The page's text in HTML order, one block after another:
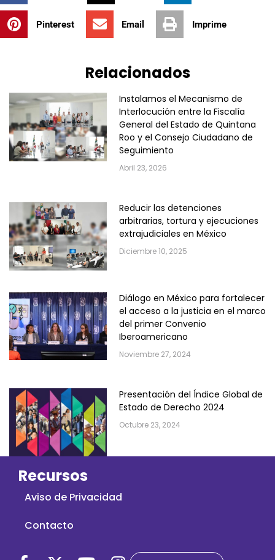
Pinterest Email Imprime
Relacionados
Instalamos el Mecanismo de
Interlocución entre la Fiscalía
General del Estado de Quintana
Roo y el Consejo Ciudadano de
Seguimiento
Abril 23, 2026
Reducir las detenciones
arbitrarias, tortura y ejecuciones
extrajudiciales en México
Diciembre 10, 2025
Diálogo en México para fortalecer
el acceso a la justicia en el marco
del primer Convenio
Iberoamericano
Noviembre 27, 2024
Presentación del Índice Global de
Estado de Derecho 2024
Octubre 23, 2024
Recursos
Aviso de Privacidad
Contacto